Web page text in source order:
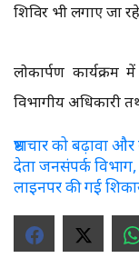
शिविर भी लगाए जा
लोकार्पण कार्यक्रम
विभागीय अधिकारी
भ्रष्टाचार को बढ़ावा
देता जनसंपर्क
लाइनपर की गई